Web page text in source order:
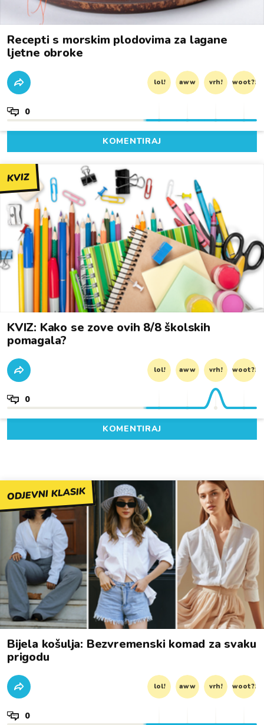
Recepti s morskim plodovima za lagane
ljetne obroke
lol! aww vrh! woot?!
0
KOMENTIRAJ
KVIZ
KVIZ: Kako se zove ovih 8/8 školskih
pomagala?
lol! aww vrh! woot?!
0
KOMENTIRAJ
ODJEVNI KLASIK
Bijela košulja: Bezvremenski komad za svaku
prigodu
lol! aww vrh! woot?!
0